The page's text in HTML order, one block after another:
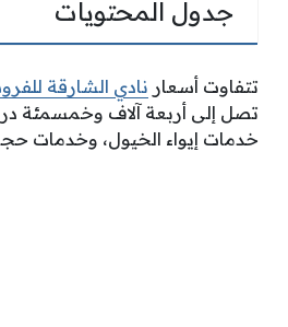
جدول المحتويات
تتفاوت أسعار نادي الشارقة
تصل إلى أربعة آلاف وخمسمئة
خدمات إيواء الخيول، وخدمات